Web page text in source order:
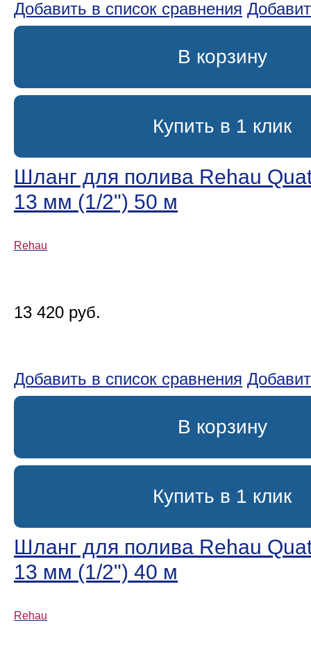
Добавить в список сравнения
В корзину
Купить в 1 клик
Шланг для полива Rehau
13 мм (1/2ʺ) 50 м
Rehau
13 420 руб.
Добавить в список сравнения
В корзину
Купить в 1 клик
Шланг для полива Rehau
13 мм (1/2ʺ) 40 м
Rehau